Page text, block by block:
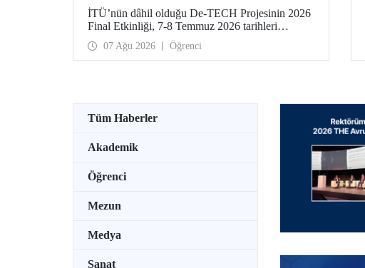
İTÜ’nün dâhil olduğu De-TECH Projesinin 2026
Final Etkinliği, 7-8 Temmuz 2026 tarihleri
arasında Almanya’da Leibniz Üniversitesi
Hannover ev sahipliğinde düzenlendi. İTÜ’lü
girişimciler, etkinlikte girişimlerini ve projelerini
Şanlı tarafından geliştirilen “PressPot” Projesi,
De-TECH İnovasyon Teknoloji Müsabakası –
kategorisinde birincilik ödülünün sahibi oldu.
07 Ağu 2026 Öğrenci
Tüm Haberler
Akademik
Öğrenci
Mezun
Medya
Sanat